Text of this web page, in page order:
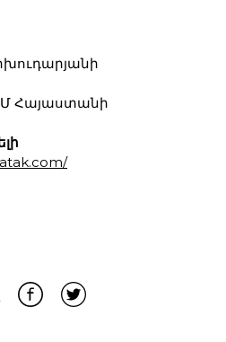
Հայաստանի